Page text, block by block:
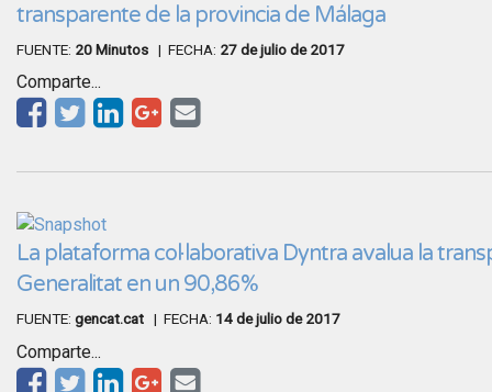
transparente de la provincia de Málaga
FUENTE: 20 Minutos | FECHA: 27 de julio de 2017
Comparte...
La plataforma col·laborativa Dyntra avalua la
Generalitat en un 90,86%
FUENTE: gencat.cat | FECHA: 14 de julio de 2017
Comparte...